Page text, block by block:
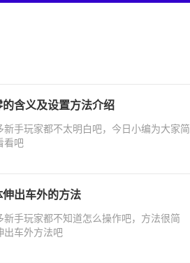
含义及设置方法介绍
手玩家都不太明白吧，今日小编为大家简
看吧
出车外的方法
手玩家都不知道怎么操作吧，方法很简
出车外方法吧